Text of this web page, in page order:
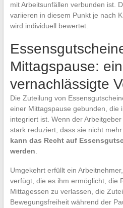
mit Arbeitsunfällen verbunden ist.
variieren in diesem Punkt je nach
wird individuell bewertet.
Mittagspause:
vernachlässigte
Die Zuteilung von
einer Mittagspause gebunden, die
integriert ist. Wenn der
stark reduziert, dass sie nicht
kann das Recht auf
werden.
Umgekehrt erfüllt ein
verfügt, die es ihm ermöglicht, die
Mittagessen zu verlassen, die
Bewegungsfreiheit während der